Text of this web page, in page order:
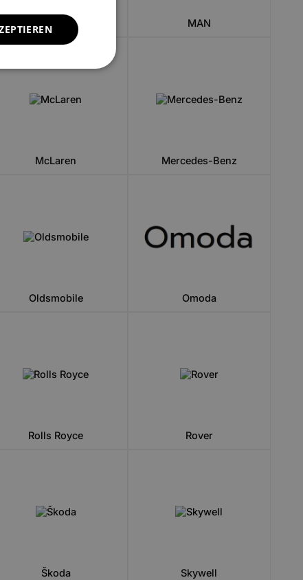
Lynk&CO MAN
McLaren Mercedes-Benz
Oldsmobile Omoda
Rolls Royce Rover
Škoda Skywell